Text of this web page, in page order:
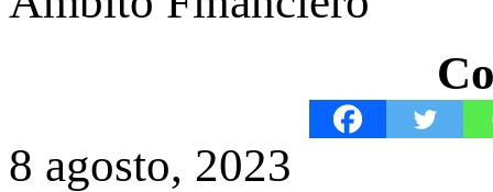
8 agosto, 2023